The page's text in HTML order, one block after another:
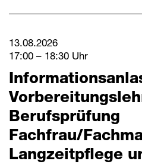
13.08.2026
17:00 – 18:30 Uhr
Berufsprüfung
Fachfrau/
Langzeitpflege